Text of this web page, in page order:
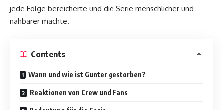
jede Folge bereicherte und die Serie menschlicher und
nahbarer machte.
Contents
Wann und wie ist Gunter gestorben?
Reaktionen von Crew und Fans